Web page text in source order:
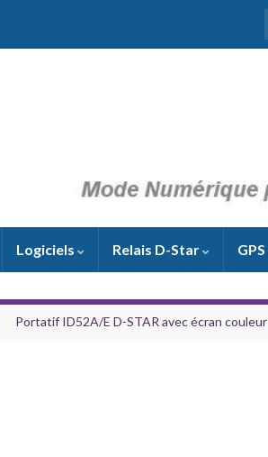
Logiciels Relais D-Star GPS
Portatif ID52A/E D-STAR avec écran couleur